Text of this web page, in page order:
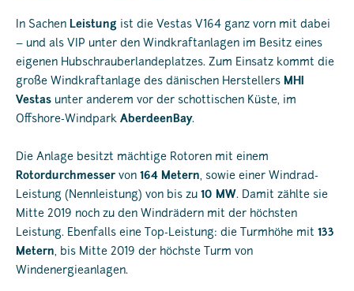
In Sachen Leistung ist die Vestas V164 ganz vorn mit dabei
– und als VIP unter den Windkraftanlagen im Besitz eines
eigenen Hubschrauberlandeplatzes. Zum Einsatz kommt die
große Windkraftanlage des dänischen Herstellers MHI
Vestas unter anderem vor der schottischen Küste, im
Offshore-Windpark AberdeenBay.
Die Anlage besitzt mächtige Rotoren mit einem
Rotordurchmesser von 164 Metern, sowie einer Windrad-
Leistung (Nennleistung) von bis zu 10 MW. Damit zählte sie
Mitte 2019 noch zu den Windrädern mit der höchsten
Leistung. Ebenfalls eine Top-Leistung: die Turmhöhe mit 133
Metern, bis Mitte 2019 der höchste Turm von
Windenergieanlagen.